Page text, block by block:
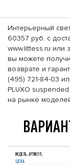
Интерьерный
60357 руб. с
www.littess.ru или
вы можете
возврате и
(495) 721-84-03
PLUXO
на рынке
МОДЕЛЬ, АРТИКУЛ,
ЦЕНА